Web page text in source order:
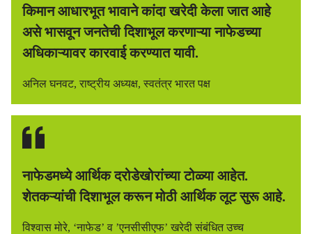
किमान आधारभूत भावाने कांदा खरेदी केला जात आहे
असे भासवून जनतेची दिशाभूल करणाऱ्या नाफेडच्या
अधिकाऱ्यावर कारवाई करण्यात यावी.
अनिल घनवट, राष्ट्रीय अध्यक्ष, स्वतंत्र भारत पक्ष
नाफेडमध्ये आर्थिक दरोडेखोरांच्या टोळ्या आहेत.
शेतकऱ्यांची दिशाभूल करून मोठी आर्थिक लूट सुरू आहे.
विश्वास मोरे, ‘नाफेड’ व ’एनसीसीएफ’ खरेदी संबंधित उच्च